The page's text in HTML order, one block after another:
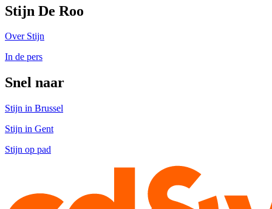
Stijn De Roo
Over Stijn
In de pers
Snel naar
Stijn in Brussel
Stijn in Gent
Stijn op pad